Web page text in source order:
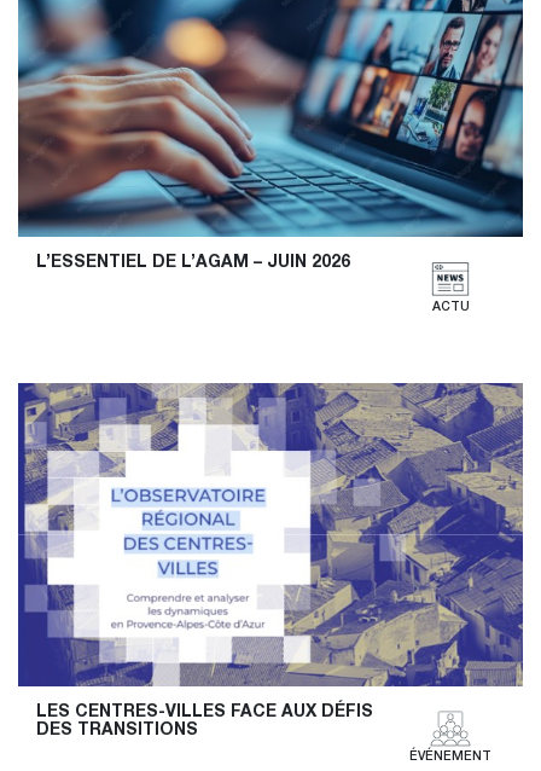
L’ESSENTIEL DE L’AGAM – JUIN 2026
ACTU
LES CENTRES-VILLES FACE AUX DÉFIS
DES TRANSITIONS
ÉVÉNEMENT